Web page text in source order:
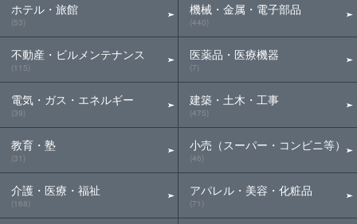
ホテル・旅館
(53)
不動産・ビルメンテナンス
(115)
電気・ガス・エネルギー
(39)
教育・塾
(31)
介護・医療・福祉
(168)
機械・金属・電子部品
(440)
医薬品・医療機器
(7)
建築・土木・工事
(475)
小売（スーパー・コンビニ等）
(46)
アパレル・美容・化粧品
(71)